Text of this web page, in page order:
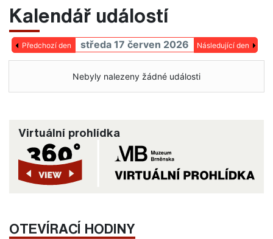
Kalendář událostí
Předchozí den středa 17 červen 2026 Následující den
Nebyly nalezeny žádné události
Virtuální prohlídka
OTEVÍRACÍ HODINY